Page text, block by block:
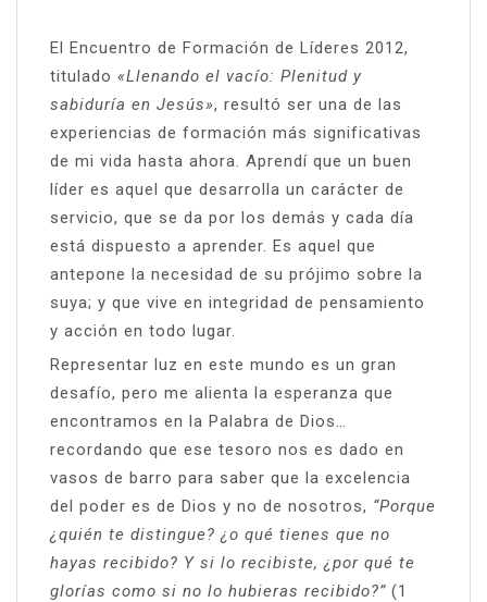
El Encuentro de Formación de Líderes 2012,
titulado «Llenando el vacío: Plenitud y
sabiduría en Jesús», resultó ser una de las
experiencias de formación más significativas
de mi vida hasta ahora. Aprendí que un buen
líder es aquel que desarrolla un carácter de
servicio, que se da por los demás y cada día
está dispuesto a aprender. Es aquel que
antepone la necesidad de su prójimo sobre la
suya; y que vive en integridad de pensamiento
y acción en todo lugar.
Representar luz en este mundo es un gran
desafío, pero me alienta la esperanza que
encontramos en la Palabra de Dios…
recordando que ese tesoro nos es dado en
vasos de barro para saber que la excelencia
del poder es de Dios y no de nosotros, “Porque
¿quién te distingue? ¿o qué tienes que no
hayas recibido? Y si lo recibiste, ¿por qué te
glorías como si no lo hubieras recibido?” (1